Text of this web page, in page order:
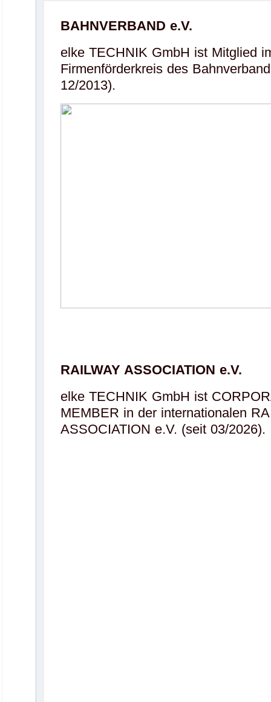
BAHNVERBAND e.V.
elke TECHNIK GmbH ist Mitglied
Firmenförderkreis des
12/2013).
RAILWAY ASSOCIATION e.V.
elke TECHNIK GmbH ist
MEMBER in der internationalen
ASSOCIATION e.V. (seit 03/2026).